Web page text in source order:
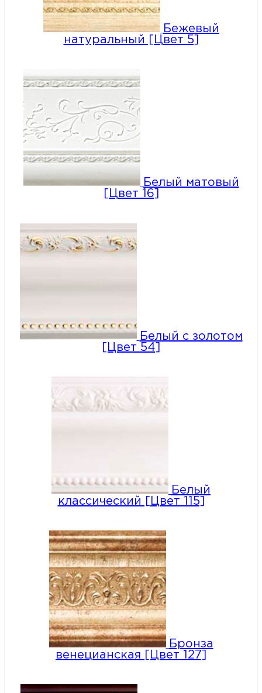
Бежевый
натуральный [Цвет 5]
Белый матовый
[Цвет 16]
Белый с золотом
[Цвет 54]
Белый
классический [Цвет 115]
Бронза
венецианская [Цвет 127]